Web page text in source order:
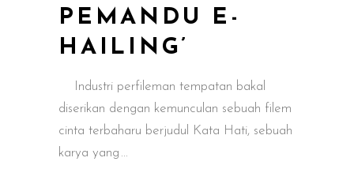
PEMANDU E-
HAILING’
Industri perfileman tempatan bakal
diserikan dengan kemunculan sebuah filem
cinta terbaharu berjudul Kata Hati, sebuah
karya yang